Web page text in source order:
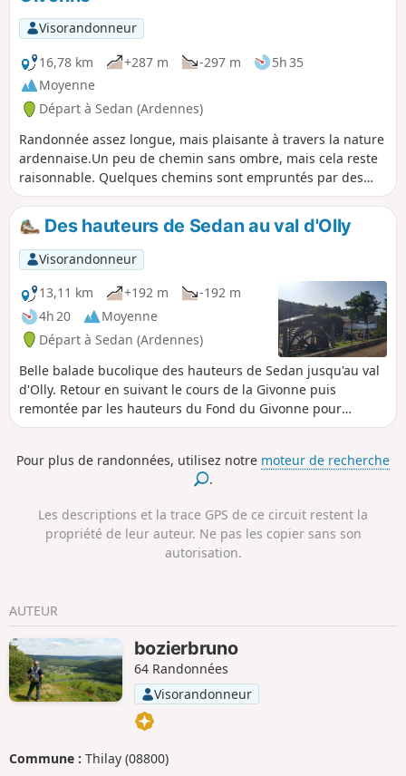
Visorandonneur
16,78 km
+287 m -297 m
5h 35
Moyenne
Départ à Sedan (Ardennes)
Randonnée assez longue, mais plaisante à travers la nature
ardennaise.Un peu de chemin sans ombre, mais cela reste
raisonnable. Quelques chemins sont empruntés par des
VTT, soyez donc vigilants.Avoir une bonne condition
physique tout de même.
Des hauteurs de Sedan au val d'Olly
Visorandonneur
13,11 km
+192 m
-192 m
4h 20
Moyenne
Départ à Sedan (Ardennes)
Belle balade bucolique des hauteurs de Sedan jusqu'au val
d'Olly. Retour en suivant le cours de la Givonne puis
remontée par les hauteurs du Fond du Givonne pour
redescendre la Linette.
Pour plus de randonnées, utilisez notre moteur de recherche
.
Les descriptions et la trace GPS de ce circuit restent la
propriété de leur auteur. Ne pas les copier sans son
autorisation.
AUTEUR
bozierbruno
64 Randonnées
Visorandonneur
Commune : Thilay (08800)